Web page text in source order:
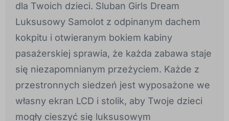
dla Twoich dzieci. Sluban Girls Dream
Luksusowy Samolot z odpinanym dachem
kokpitu i otwieranym bokiem kabiny
pasażerskiej sprawia, że każda zabawa staje
się niezapomnianym przeżyciem. Każde z
przestronnych siedzeń jest wyposażone we
własny ekran LCD i stolik, aby Twoje dzieci
mogły cieszyć się luksusowym